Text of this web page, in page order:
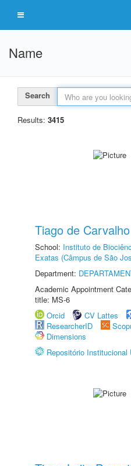
Name
Search
Results: 3415
Tiago de Carvalho
School: Instituto de
Exatas (Câmpus de São
Department:
Academic Appointment
title: MS-6
Orcid
CV Lattes
ResearcherID
Dimensions
Repositório Institucional